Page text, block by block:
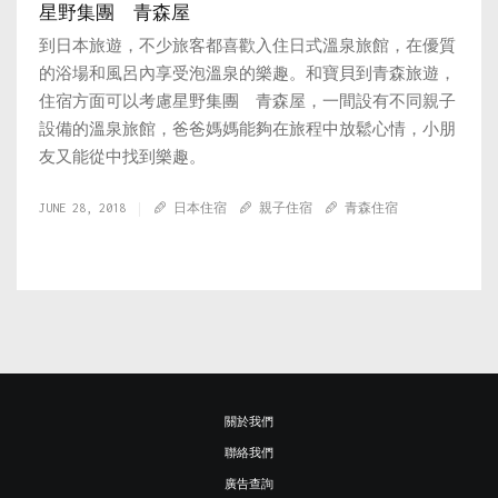
星野集團 青森屋
到日本旅遊，不少旅客都喜歡入住日式溫泉旅館，在優質
的浴場和風呂內享受泡溫泉的樂趣。和寶貝到青森旅遊，
住宿方面可以考慮星野集團 青森屋，一間設有不同親子
設備的溫泉旅館，爸爸媽媽能夠在旅程中放鬆心情，小朋
友又能從中找到樂趣。
JUNE 28, 2018 日本住宿 親子住宿 青森住宿
關於我們
聯絡我們
廣告查詢